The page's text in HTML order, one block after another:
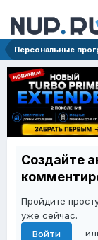
Персональные
Создайте
Пройдите
уже сейчас.
Войти